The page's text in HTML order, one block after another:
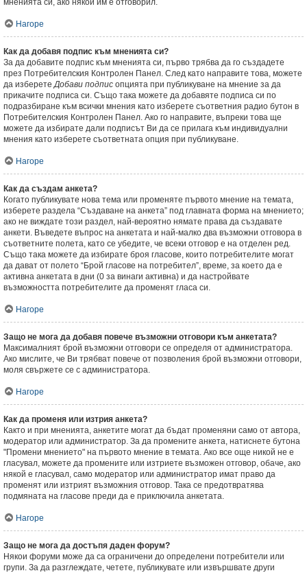
мненията си, ако някой им е отговорил.
Нагоре
Как да добавя подпис към мненията си?
За да добавите подпис към мненията си, първо трябва да го създадете
през Потребителския Контролен Панел. След като направите това, можете
да изберетеДобави подпис опцията при публикуване на мнение за да
прикачите подписа си. Също така можете да добавяте подписа си по
подразбиране към всички мнения като изберете съответния радио бутон в
Потребителския Контролен Панел. Ако го направите, въпреки това ще
можете да избирате дали подписът Ви да се прилага към индивидуални
мнения като изберете съответната опция при публикуване.
Нагоре
Как да създам анкета?
Когато публикувате нова тема или променяте първото мнение на темата,
изберете раздела “Създаване на анкета” под главната форма на мнението;
ако не виждате този раздел, най-вероятно нямате права да създавате
анкети. Въведете въпрос на анкетата и най-малко два възможни отговора в
съответните полета, като се убедите, че всеки отговор е на отделен ред.
Също така можете да избирате броя гласове, които потребителите могат
да дават от полето “Брой гласове на потребител”, време, за което да е
активна анкетата в дни (0 за винаги активна) и да настройвате
възможността потребителите да променят гласа си.
Нагоре
Защо не мога да добавя повече възможни отговори към анкетата?
Максималният брой възможни отговори се определя от администратора.
Ако мислите, че Ви трябват повече от позволения брой възможни отговори,
моля свържете се с администратора.
Нагоре
Как да променя или изтрия анкета?
Както и при мненията, анкетите могат да бъдат променяни само от автора,
модератор или администратор. За да промените анкета, натиснете бутона
"Промени мнението" на първото мнение в темата. Ако все още никой не е
гласувал, можете да промените или изтриете възможен отговор, обаче, ако
някой е гласувал, само модератор или администратор имат право да
променят или изтрият възможния отговор. Така се предотвратява
подмяната на гласове преди да е приключила анкетата.
Нагоре
Защо не мога да достъпя даден форум?
Някои форуми може да са ограничени до определени потребители или
групи. За да разглеждате, четете, публикувате или извършвате други